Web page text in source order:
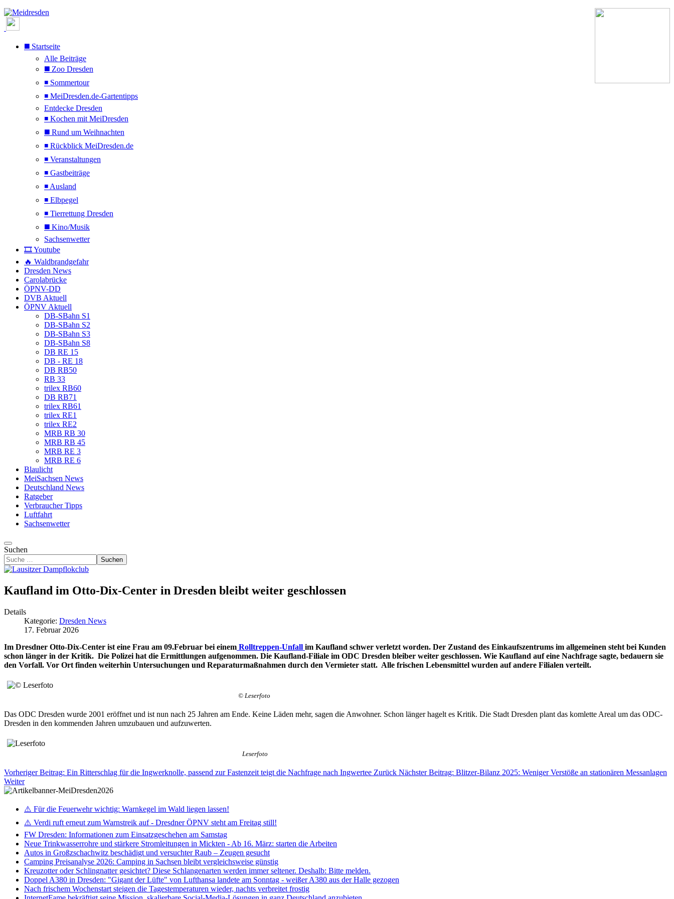
◼️ Startseite
Alle Beiträge
◼️ Zoo Dresden
◾ Sommertour
◾ MeiDresden.de-Gartentipps
Entdecke Dresden
◾ Kochen mit MeiDresden
◼️ Rund um Weihnachten
◾ Rückblick MeiDresden.de
◾ Veranstaltungen
◾ Gastbeiträge
◾ Ausland
◾ Elbpegel
◾ Tierrettung Dresden
◼️ Kino/Musik
Sachsenwetter
🎞️ Youtube
🔥 Waldbrandgefahr
Dresden News
Carolabrücke
ÖPNV-DD
DVB Aktuell
ÖPNV Aktuell
DB-SBahn S1
DB-SBahn S2
DB-SBahn S3
DB-SBahn S8
DB RE 15
DB - RE 18
DB RB50
RB 33
trilex RB60
DB RB71
trilex RB61
trilex RE1
trilex RE2
MRB RB 30
MRB RB 45
MRB RE 3
MRB RE 6
Blaulicht
MeiSachsen News
Deutschland News
Ratgeber
Verbraucher Tipps
Luftfahrt
Sachsenwetter
Suchen
Suchen
Kaufland im Otto-Dix-Center in Dresden bleibt weiter geschlossen
Details
Kategorie: Dresden News
17. Februar 2026
Im Dresdner Otto‑Dix‑Center ist eine Frau am 09.Februar bei einem Rolltreppen‑Unfall im Kaufland schwer verletzt worden. Der Zustand des Einkaufszentrums im allgemeinen steht bei Kunden
schon länger in der Kritik. Die Polizei hat die Ermittlungen aufgenommen. Die Kaufland‑Filiale im ODC Dresden bleiber weiter geschlossen. Wie Kaufland auf eine Nachfrage sagte, bedauern sie
den Vorfall. Vor Ort finden weiterhin Untersuchungen und Reparaturmaßnahmen durch den Vermieter statt. Alle frischen Lebensmittel wurden auf andere Filialen verteilt.
© Leserfoto
Das ODC Dresden wurde 2001 eröffnet und ist nun nach 25 Jahren am Ende. Keine Läden mehr, sagen die Anwohner. Schon länger hagelt es Kritik. Die Stadt Dresden plant das komlette Areal um das ODC-
Dresden in den kommenden Jahren umzubauen und aufzuwerten.
Leserfoto
Vorheriger Beitrag: Ein Ritterschlag für die Ingwerknolle, passend zur Fastenzeit teigt die Nachfrage nach Ingwertee Zurück Nächster Beitrag: Blitzer-Bilanz 2025: Weniger Verstöße an stationären Messanlagen
Weiter
⚠️ Für die Feuerwehr wichtig: Warnkegel im Wald liegen lassen!
⚠️ Verdi ruft erneut zum Warnstreik auf - Dresdner ÖPNV steht am Freitag still!
FW Dresden: Informationen zum Einsatzgeschehen am Samstag
Neue Trinkwasserrohre und stärkere Stromleitungen in Mickten - Ab 16. März: starten die Arbeiten
Autos in Großzschachwitz beschädigt und versuchter Raub – Zeugen gesucht
Camping Preisanalyse 2026: Camping in Sachsen bleibt vergleichsweise günstig
Kreuzotter oder Schlingnatter gesichtet? Diese Schlangenarten werden immer seltener. Deshalb: Bitte melden.
Doppel A380 in Dresden: "Gigant der Lüfte" von Lufthansa landete am Sonntag - weißer A380 aus der Halle gezogen
Nach frischem Wochenstart steigen die Tagestemperaturen wieder, nachts verbreitet frostig